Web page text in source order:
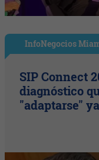
InfoNegocios
SIP Connect
diagnóstico
"adaptarse"